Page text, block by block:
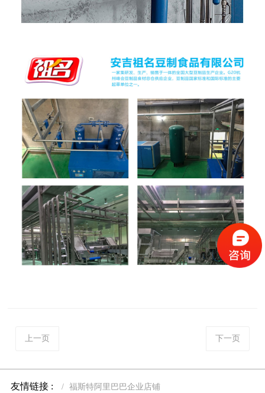
上一页 下一页
友情链接 :
福斯特阿里巴巴企业店铺